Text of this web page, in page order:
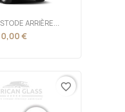
ARRIÈRE...
0,00 €
favorite_border